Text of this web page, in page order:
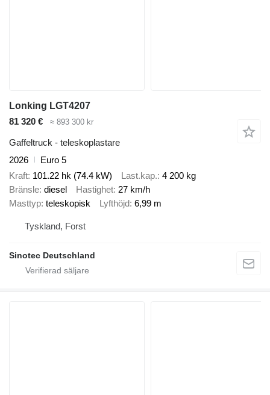
Lonking LGT4207
81 320 €
≈ 893 300 kr
Gaffeltruck - teleskoplastare
2026
Euro 5
Kraft 101.22 hk (74.4 kW) Last.kap. 4 200 kg
Bränsle diesel Hastighet 27 km/h
Masttyp teleskopisk Lyfthöjd 6,99 m
Tyskland, Forst
Sinotec Deutschland